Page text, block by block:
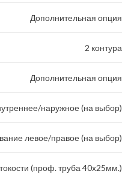
Дополнительная опция
2 контура
Дополнительная опция
наружное (на выбор)
левое/правое (на выбор)
(проф. труба 40х25мм.)